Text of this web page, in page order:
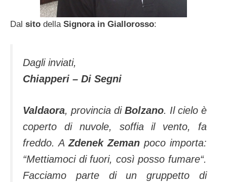
Dal sito della Signora in Giallorosso:
Dagli inviati,
Chiapperi – Di Segni
Valdaora, provincia di Bolzano. Il cielo è
coperto di nuvole, soffia il vento, fa
freddo. AZdenek Zeman poco importa:
“Mettiamoci di fuori, così posso fumare“.
Facciamo parte di un gruppetto di